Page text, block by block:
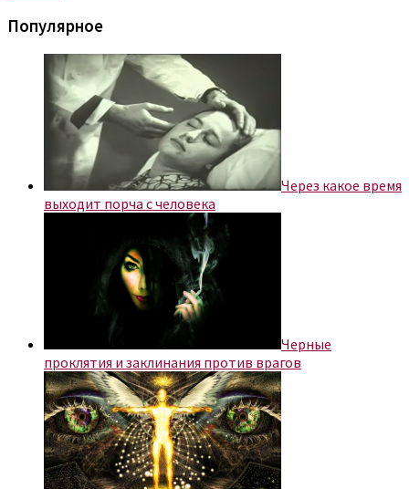
Популярное
Через какое время
выходит порча с человека
Черные
проклятия и заклинания против врагов